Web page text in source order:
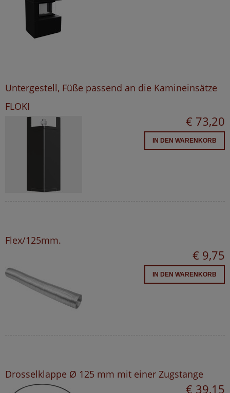
Untergestell, Füße passend an die Kamineinsätze
FLOKI
€ 73,20
IN DEN WARENKORB
Flex/125mm.
€ 9,75
IN DEN WARENKORB
Drosselklappe Ø 125 mm mit einer Zugstange
€ 39,15